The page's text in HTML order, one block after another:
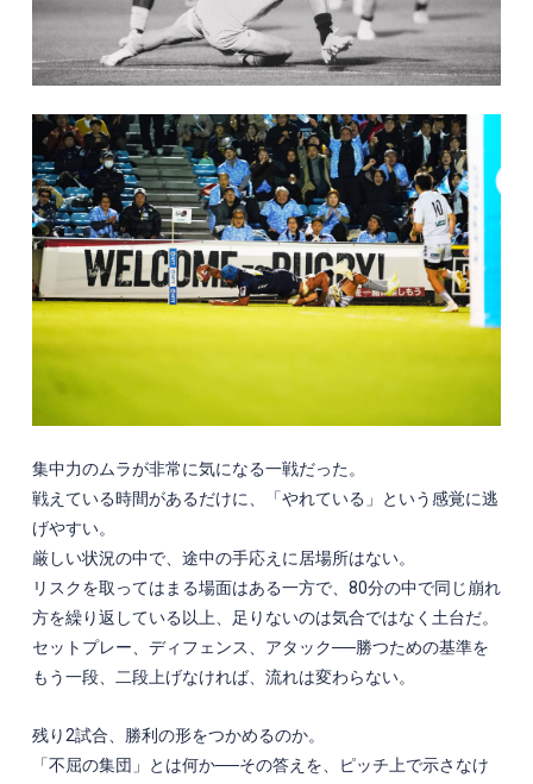
集中力のムラが非常に気になる一戦だった。
戦えている時間があるだけに、「やれている」という感覚に逃
げやすい。
厳しい状況の中で、途中の手応えに居場所はない。
リスクを取ってはまる場面はある一方で、80分の中で同じ崩れ
方を繰り返している以上、足りないのは気合ではなく土台だ。
セットプレー、ディフェンス、アタック──勝つための基準を
もう一段、二段上げなければ、流れは変わらない。
残り2試合、勝利の形をつかめるのか。
「不屈の集団」とは何か──その答えを、ピッチ上で示さなけ